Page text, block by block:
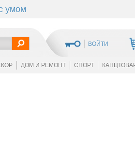
умом
ВОЙТИ
ДОМ И РЕМОНТ СПОРТ